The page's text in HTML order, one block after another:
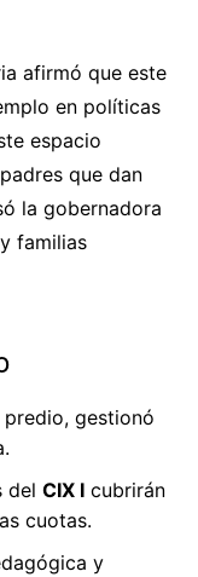
afirmó que este
en políticas
espacio
que dan
la gobernadora
familias
gestionó
del CIX Icubrirán
cuotas.
y